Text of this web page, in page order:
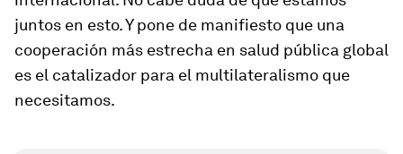
juntos en esto. Y pone de manifiesto que una
cooperación más estrecha en salud pública global
es el catalizador para el multilateralismo que
necesitamos.